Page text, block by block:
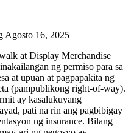
Agosto 16, 2025
at Display Merchandise
ng permiso para sa
at upuan at pagpapakita ng
(pampublikong right-of-way).
ay kasalukuyang
pati na rin ang pagbibigay
ng insurance. Bilang